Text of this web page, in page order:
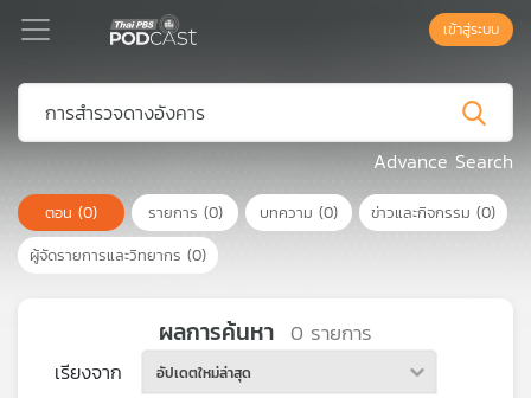
Podcast
เพล
ย์
ลิ
เข้าสู่ระบบ
Advance Search
ตอน (0) รายการ (0) บทความ (0) ข่าวและกิจกรรม (0)
ผู้จัดรายการและวิทยากร (0)
ผลการค้นหา 0 รายการ
เรียงจาก อัปเดตใหม่ล่าสุด